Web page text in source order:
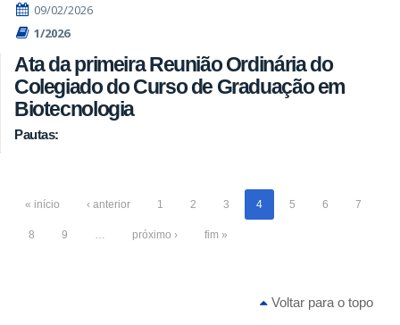
09/02/2026
1/2026
Ata da primeira Reunião Ordinária do
Colegiado do Curso de Graduação em
Biotecnologia
Pautas:
« início ‹ anterior 1 2 3 4 5 6 7
8 9 … próximo › fim »
Voltar para o topo